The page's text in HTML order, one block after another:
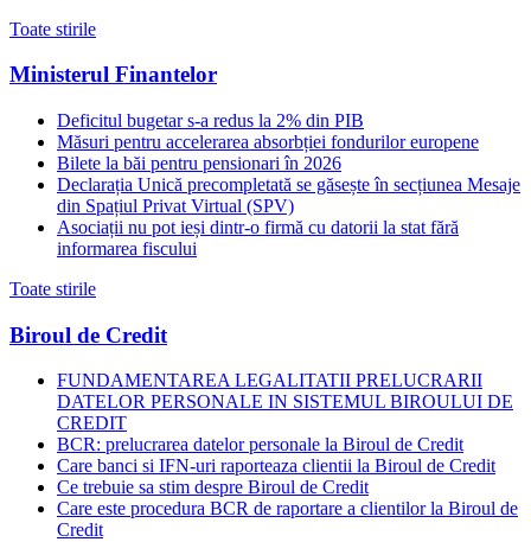
Toate stirile
Ministerul Finantelor
Deficitul bugetar s-a redus la 2% din PIB
Măsuri pentru accelerarea absorbției fondurilor europene
Bilete la băi pentru pensionari în 2026
Declarația Unică precompletată se găsește în secțiunea Mesaje
din Spațiul Privat Virtual (SPV)
Asociații nu pot ieși dintr-o firmă cu datorii la stat fără
informarea fiscului
Toate stirile
Biroul de Credit
FUNDAMENTAREA LEGALITATII PRELUCRARII
DATELOR PERSONALE IN SISTEMUL BIROULUI DE
CREDIT
BCR: prelucrarea datelor personale la Biroul de Credit
Care banci si IFN-uri raporteaza clientii la Biroul de Credit
Ce trebuie sa stim despre Biroul de Credit
Care este procedura BCR de raportare a clientilor la Biroul de
Credit